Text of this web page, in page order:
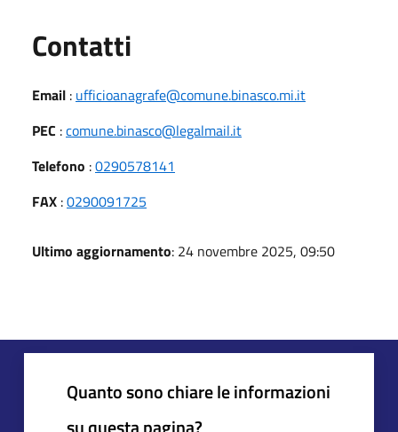
Contatti
Email : ufficioanagrafe@comune.binasco.mi.it
PEC :comune.binasco@legalmail.it
Telefono :0290578141
FAX :0290091725
Ultimo aggiornamento: 24 novembre 2025, 09:50
Quanto sono chiare le informazioni